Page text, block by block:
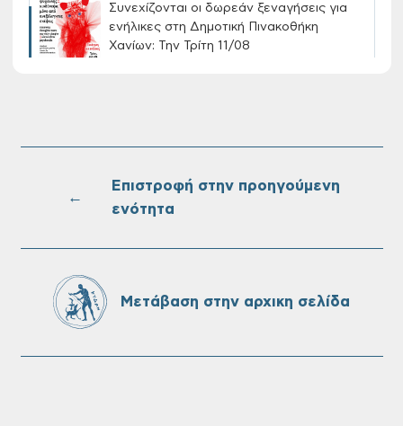
Συνεχίζονται οι δωρεάν ξεναγήσεις για
ενήλικες στη Δημοτική Πινακοθήκη
Χανίων: Την Τρίτη 11/08
Τακτική συνεδρίαση Δημοτικής Επιτροπής
←
Επιστροφή στην προηγούμενη
ενότητα
Μετάβαση στην αρχικη σελίδα